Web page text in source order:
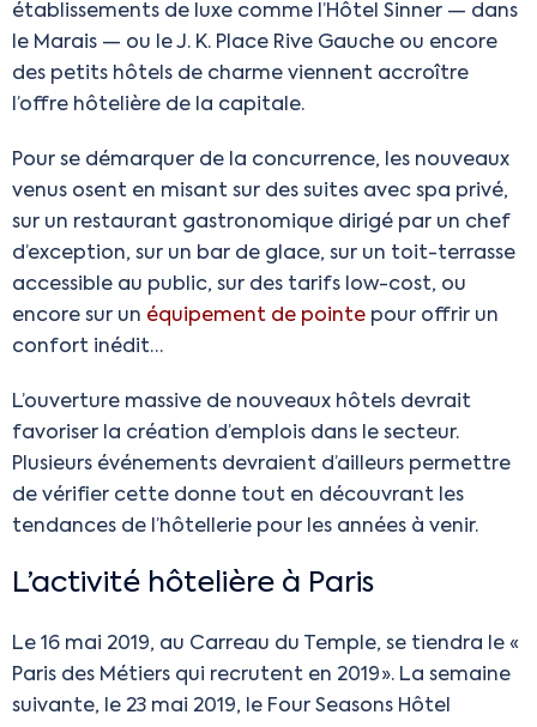
établissements de luxe comme l’Hôtel Sinner — dans
le Marais — ou le J. K. Place Rive Gauche ou encore
des petits hôtels de charme viennent accroître
l’offre hôtelière de la capitale.
Pour se démarquer de la concurrence, les nouveaux
venus osent en misant sur des suites avec spa privé,
sur un restaurant gastronomique dirigé par un chef
d’exception, sur un bar de glace, sur un toit-terrasse
accessible au public, sur des tarifs low-cost, ou
encore sur un équipement de pointe pour offrir un
confort inédit…
L’ouverture massive de nouveaux hôtels devrait
favoriser la création d’emplois dans le secteur.
Plusieurs événements devraient d’ailleurs permettre
de vérifier cette donne tout en découvrant les
tendances de l’hôtellerie pour les années à venir.
L’activité hôtelière à Paris
Le 16 mai 2019, au Carreau du Temple, se tiendra le «
Paris des Métiers qui recrutent en 2019 ». La semaine
suivante, le 23 mai 2019, le Four Seasons Hôtel